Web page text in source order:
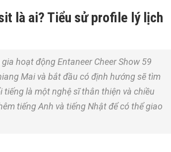
là ai? Tiểu sử profile lý lịch
hoạt động Entaneer Cheer Show 59
Mai và bắt đầu có định hướng sẽ tìm
là một nghệ sĩ thân thiện và chiều
tiếng Anh và tiếng Nhật để có thể giao